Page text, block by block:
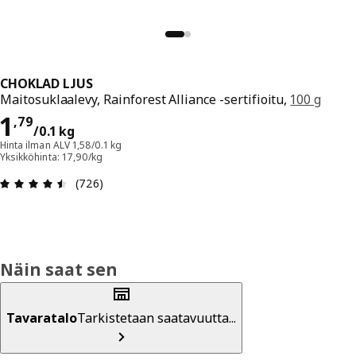
CHOKLAD LJUS
Maitosuklaalevy, Rainforest Alliance -sertifioitu, 100 g
1 ,79
/0.1 kg
Hinta 1,79/0.1 kg
Hinta ilman ALV 1,58/0.1 kg
Yksikköhinta: 17,90/kg
: 4.5 / 5 tähteä. Arvostelut yhteensä: 726
(726)
Näin saat sen
TavarataloTarkistetaan saatavuutta...